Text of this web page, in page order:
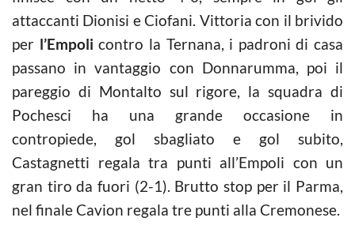
attaccanti Dionisi e Ciofani. Vittoria con il brivido
per l’Empoli contro la Ternana, i padroni di casa
passano in vantaggio con Donnarumma, poi il
pareggio di Montalto sul rigore, la squadra di
Pochesci ha una grande occasione in
contropiede, gol sbagliato e gol subito,
Castagnetti regala tra punti all’Empoli con un
gran tiro da fuori (2-1). Brutto stop per il Parma,
nel finale Cavion regala tre punti alla Cremonese.